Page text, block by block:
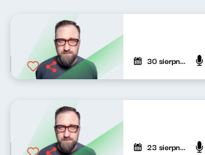
30 sierpnia 2020
23 sierpnia 2020